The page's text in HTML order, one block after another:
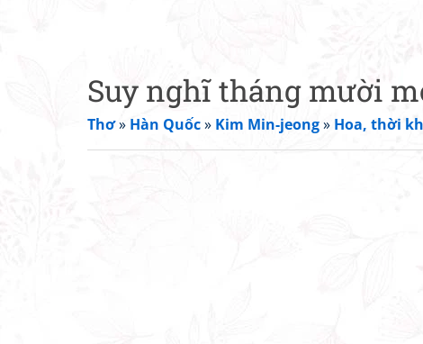
Suy nghĩ tháng mười
Thơ» Hàn Quốc» Kim Min-jeong» Hoa, thời